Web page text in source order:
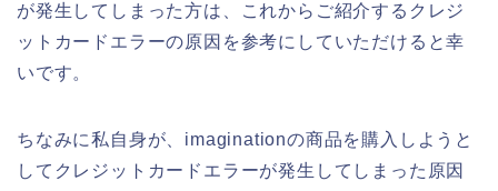
が発生してしまった方は、これからご紹介するクレジ
ットカードエラーの原因を参考にしていただけると幸
いです。
ちなみに私自身が、imaginationの商品を購入しようと
してクレジットカードエラーが発生してしまった原因